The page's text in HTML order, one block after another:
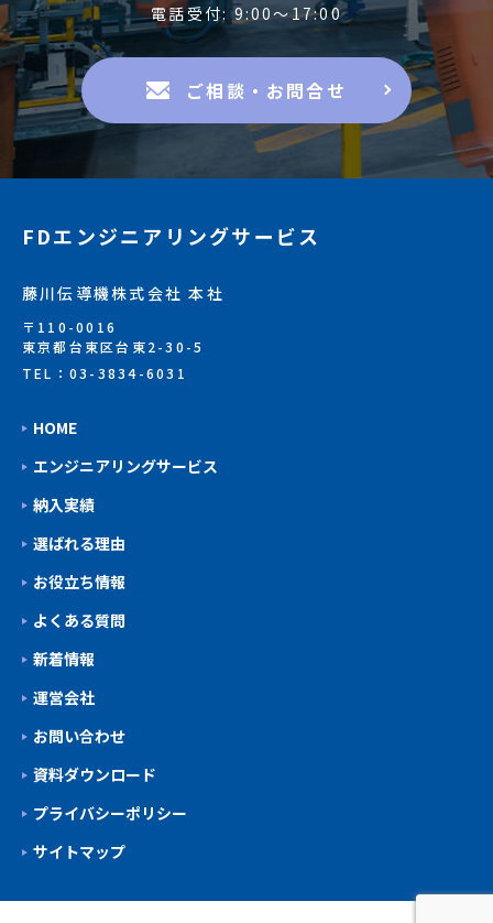
電話受付: 9:00〜17:00
ご相談・お問合せ
FDエンジニアリングサービス
藤川伝導機株式会社 本社
〒110-0016
東京都台東区台東2-30-5
TEL：03-3834-6031
HOME
エンジニアリングサービス
納入実績
選ばれる理由
お役立ち情報
よくある質問
新着情報
運営会社
お問い合わせ
資料ダウンロード
プライバシーポリシー
サイトマップ